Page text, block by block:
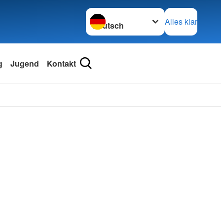
Sprache wechseln zu
Alles klar
Jugend Kontakt